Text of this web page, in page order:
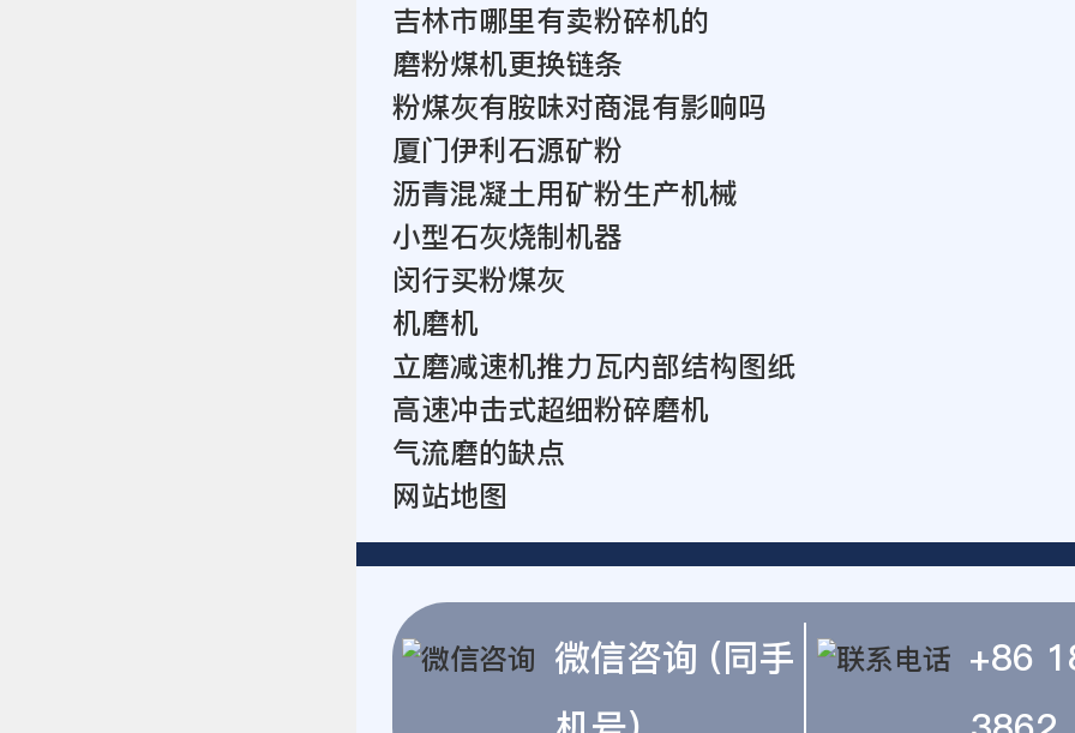
吉林市哪里有卖粉碎机的
磨粉煤机更换链条
粉煤灰有胺味对商混有影响吗
厦门伊利石源矿粉
沥青混凝土用矿粉生产机械
小型石灰烧制机器
闵行买粉煤灰
机磨机
立磨减速机推力瓦内部结构图纸
高速冲击式超细粉碎磨机
气流磨的缺点
网站地图
微信咨询 (同手
+86